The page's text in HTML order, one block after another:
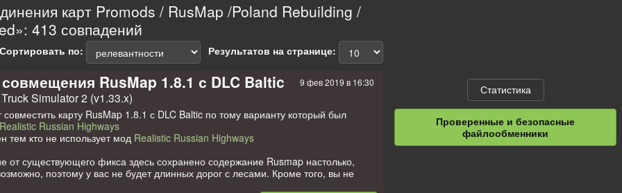
карт Promods / RusMap /Poland Rebuilding /
413 совпадений
Результатов на странице:
Сортировать по:
9 фев 2019 в 16:30
RusMap 1.8.1 с DLC Baltic
Simulator 2 (v1.33.x)
совместить карту RusMap 1.8.1 с DLC Baltic по тому варианту который был
Realistic Russian Highways
тем кто не использует мод Realistic Russian Highways
от существующего фикса здесь сохранено содержание Rusmap настолько,
поэтому у вас не будет длинных дорог с лесами. Кроме того, вы не
Статистика
Проверенные и безопасные
файлообменники